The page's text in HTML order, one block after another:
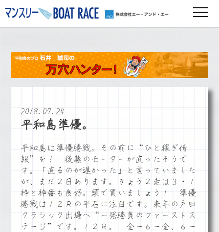
2018.07.24
平和島準優。
平和島は準優勝戦。その前に“ひと稼ぎ情
報”を！ 後藤のモーターが直ったそうで
す。「直るのが遅かった」と言っていました
が、まだ２日あります。きょう２走は３・１
枠と枠番も良好。頭で買いましょう！ 準優
勝戦は１２Ｒの平石に注目です。来年の戸田
クラシック出場へ“一発勝負のファーストス
テージ”です。１２Ｒ。 全ー６ー全、６ー